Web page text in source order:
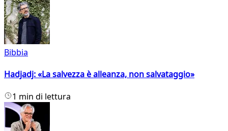
Bibbia
Hadjadj: «La salvezza è alleanza, non salvataggio»
1 min di lettura